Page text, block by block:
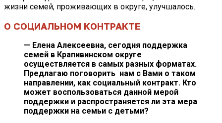
жизни семей, проживающих в округе, улучшалось.
О СОЦИАЛЬНОМ КОНТРАКТЕ
— Елена Алексеевна, сегодня поддержка
семей в Крапивинском округе
осуществляется в самых разных форматах.
Предлагаю поговорить нам с Вами о таком
направлении, как социальный контракт. Кто
может воспользоваться данной мерой
поддержки и распространяется ли эта мера
поддержки на семьи с детьми?